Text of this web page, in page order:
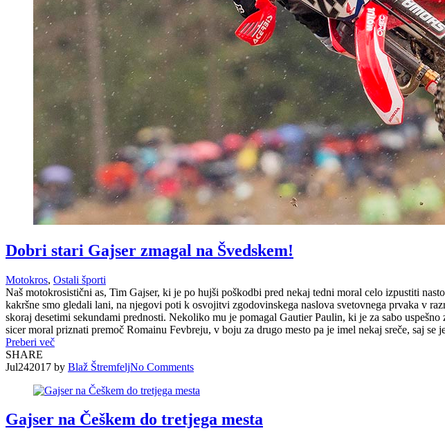
Dobri stari Gajser zmagal na Švedskem!
Motokros, Ostali športi
Naš motokrosistični as, Tim Gajser, ki je po hujši poškodbi pred nekaj tedni moral celo izpustiti
kakršne smo gledali lani, na njegovi poti k osvojitvi zgodovinskega naslova svetovnega prvaka v
skoraj desetimi sekundami prednosti. Nekoliko mu je pomagal Gautier Paulin, ki je za sabo
sicer moral priznati premoč Romainu Fevbreju, v boju za drugo mesto pa je imel nekaj sreče, saj
Preberi več
SHARE
Jul242017 by Blaž ŠtremfeljNo Comments
Gajser na Češkem do tretjega mesta